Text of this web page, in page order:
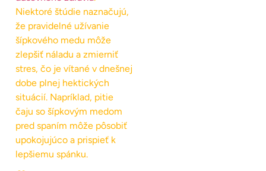
Niektoré štúdie naznačujú,
že pravidelné užívanie
šípkového medu môže
zlepšiť náladu a zmierniť
stres, čo je vítané v dnešnej
dobe plnej hektických
situácií. Napríklad, pitie
čaju so šípkovým medom
pred spaním môže pôsobiť
upokojujúco a prispieť k
lepšiemu spánku.